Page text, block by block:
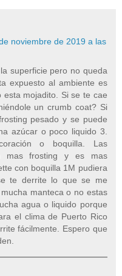
noviembre de 2019 a las
superficie pero no queda
expuesto al ambiente es
esta mojadito. Si se te cae
un crumb coat? Si
pesado y se puede
azúcar o poco liquido 3.
o boquilla. Las
mas frosting y es mas
con boquilla 1M pudiera
te derrite lo que se me
manteca o no estas
agua o liquido porque
el clima de Puerto Rico
fácilmente. Espero que